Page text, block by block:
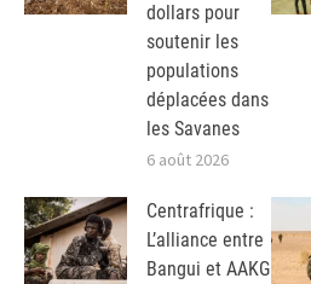
dollars pour
soutenir les
populations
déplacées dans
les Savanes
6 août 2026
Centrafrique :
L’alliance entre
Bangui et AAKG